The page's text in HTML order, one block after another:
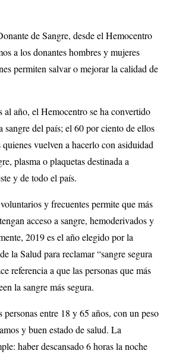
de Sangre, desde el Hemocentro
a los donantes hombres y mujeres
permiten salvar o mejorar la calidad de
al año, el Hemocentro se ha convertido
sangre del país; el 60 por ciento de ellos
vuelven a hacerlo con asiduidad
plasma o plaquetas destinada a
y de todo el país.
y frecuentes permite que más
acceso a sangre, hemoderivados y
2019 es el año elegido por la
la Salud para reclamar “sangre segura
referencia a que las personas que más
la sangre más segura.
personas entre 18 y 65 años, con un peso
y buen estado de salud. La
haber descansado 6 horas la noche